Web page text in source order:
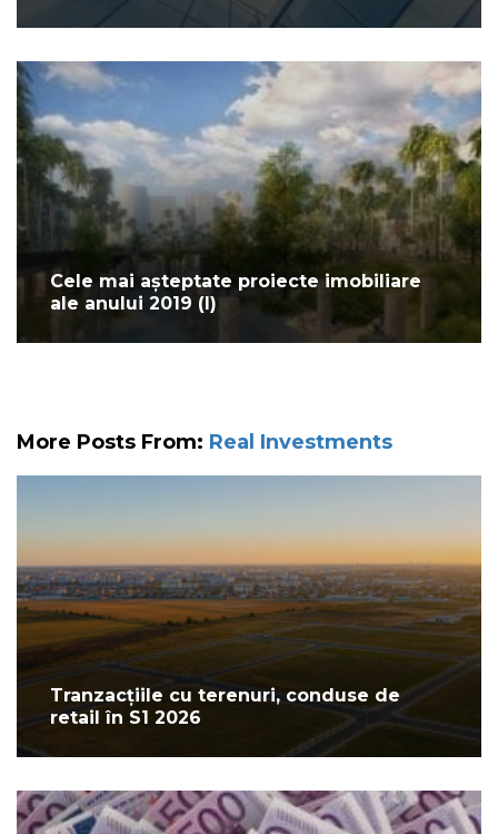
Cele mai așteptate proiecte imobiliare
ale anului 2019 (I)
More Posts From: Real Investments
Tranzacțiile cu terenuri, conduse de
retail în S1 2026